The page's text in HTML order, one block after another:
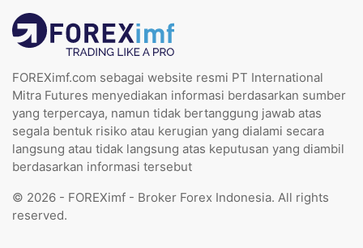
FOREXimf.com sebagai website resmi PT International
Mitra Futures menyediakan informasi berdasarkan sumber
yang terpercaya, namun tidak bertanggung jawab atas
segala bentuk risiko atau kerugian yang dialami secara
langsung atau tidak langsung atas keputusan yang diambil
berdasarkan informasi tersebut
© 2026 - FOREXimf - Broker Forex Indonesia. All rights
reserved.